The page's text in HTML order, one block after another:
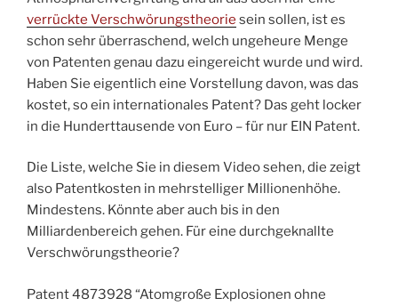
verrückte Verschwörungstheorie sein sollen, ist es
schon sehr überraschend, welch ungeheure Menge
von Patenten genau dazu eingereicht wurde und wird.
Haben Sie eigentlich eine Vorstellung davon, was das
kostet, so ein internationales Patent? Das geht locker
in die Hunderttausende von Euro – für nur EIN Patent.
Die Liste, welche Sie in diesem Video sehen, die zeigt
also Patentkosten in mehrstelliger Millionenhöhe.
Mindestens. Könnte aber auch bis in den
Milliardenbereich gehen. Für eine durchgeknallte
Verschwörungstheorie?
Patent 4873928 “Atomgroße Explosionen ohne